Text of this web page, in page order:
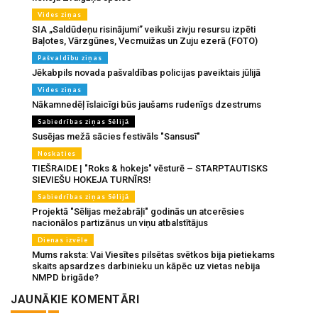
Vides ziņas
SIA „Saldūdeņu risinājumi” veikuši zivju resursu izpēti
Baļotes, Vārzgūnes, Vecmuižas un Zuju ezerā (FOTO)
Pašvaldību ziņas
Jēkabpils novada pašvaldības policijas paveiktais jūlijā
Vides ziņas
Nākamnedēļ īslaicīgi būs jaušams rudenīgs dzestrums
Sabiedrības ziņas Sēlijā
Susējas mežā sācies festivāls "Sansusī"
Noskaties
TIEŠRAIDE | "Roks & hokejs" vēsturē – STARPTAUTISKS
SIEVIEŠU HOKEJA TURNĪRS!
Sabiedrības ziņas Sēlijā
Projektā "Sēlijas mežabrāļi" godinās un atcerēsies
nacionālos partizānus un viņu atbalstītājus
Dienas izvēle
Mums raksta: Vai Viesītes pilsētas svētkos bija pietiekams
skaits apsardzes darbinieku un kāpēc uz vietas nebija
NMPD brigāde?
JAUNĀKIE KOMENTĀRI